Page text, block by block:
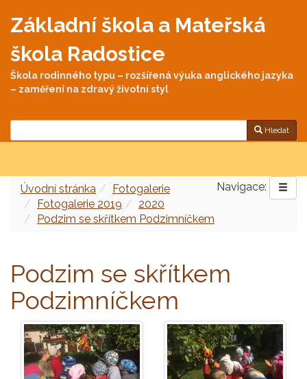
Základní škola a Mateřská
škola Radostice
Škola rodinného typu – rozšířená výuka anglického jazyka
– zaměření na zdravý životní styl
Hledat
Navigace:
Úvodní stránka
Fotogalerie
Fotogalerie 2019
2020
Podzim se skřítkem Podzimníčkem
Podzim se skřítkem
Podzimníčkem